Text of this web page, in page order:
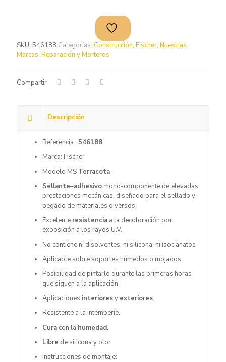
SKU: 546188 Categorías: Construcción, Fischer, Nuestras
Marcas, Reparación y Morteros
Compartir
Descripción
Referencia : 546188
Marca: Fischer
Modelo MS Terracota
Sellante–adhesivo mono-componente de elevadas
prestaciones mecánicas, diseñado para el sellado y
pegado de materiales diversos.
Excelente resistencia a la decoloración por
exposición a los rayos U.V.
No contiene ni disolventes, ni silicona, ni isocianatos
Aplicable sobre soportes húmedos o mojados.
Posibilidad de pintarlo durante las primeras horas
que siguen a la aplicación.
Aplicaciones interioresy exteriores.
Resistente a la intemperie.
Cura con la humedad.
Libre de silicona y olor
Instrucciones de montaje: